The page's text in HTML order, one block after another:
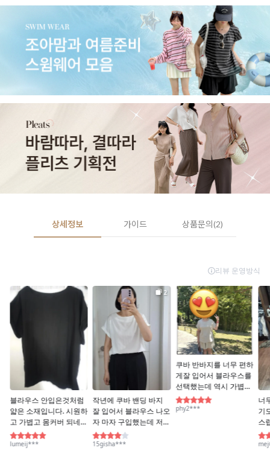
상세정보 가이드 상품문의(2)